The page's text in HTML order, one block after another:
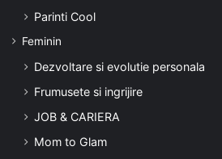
Parinti Cool
Feminin
Dezvoltare si evolutie personala
Frumusete si ingrijire
JOB & CARIERA
Mom to Glam